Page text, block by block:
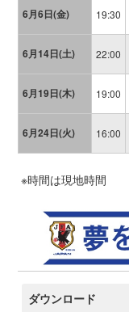
6月6日(金) 19:30
6月14日(土) 22:00
6月19日(木) 19:00
6月24日(火) 16:00
※時間は現地時間
ダウンロード